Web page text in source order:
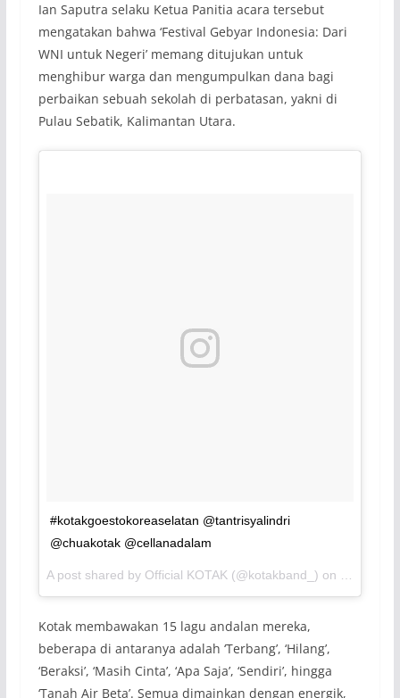
Ian Saputra selaku Ketua Panitia acara tersebut
mengatakan bahwa ‘Festival Gebyar Indonesia: Dari
WNI untuk Negeri’ memang ditujukan untuk
menghibur warga dan mengumpulkan dana bagi
perbaikan sebuah sekolah di perbatasan, yakni di
Pulau Sebatik, Kalimantan Utara.
#kotakgoestokoreaselatan @tantrisyalindri
@chuakotak @cellanadalam
A post shared by Official KOTAK (@kotakband_) on
Kotak membawakan 15 lagu andalan mereka,
beberapa di antaranya adalah ‘Terbang’, ‘Hilang’,
‘Beraksi’, ‘Masih Cinta’, ‘Apa Saja’, ‘Sendiri’, hingga
‘Tanah Air Beta’. Semua dimainkan dengan energik,